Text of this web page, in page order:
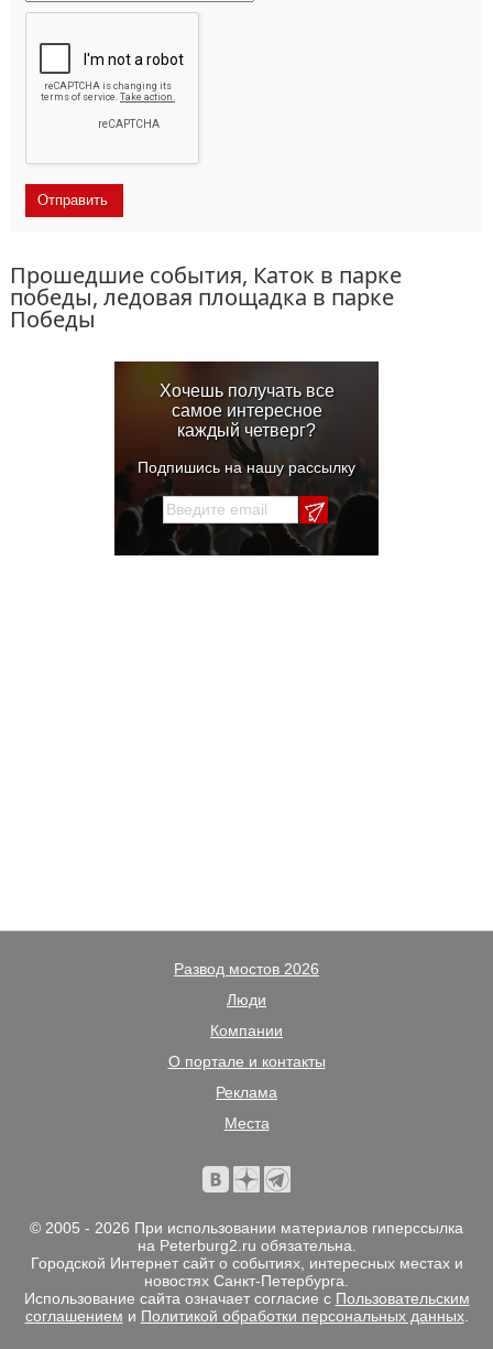
Прошедшие события, Каток в парке
победы, ледовая площадка в парке
Победы
Хочешь получать все
самое интересное
каждый четверг?
Подпишись на нашу рассылку
Развод мостов 2026
Люди
Компании
О портале и контакты
Реклама
Места
© 2005 - 2026 При использовании материалов гиперссылка
на Peterburg2.ru обязательна.
Городской Интернет сайт о событиях, интересных местах и
новостях Санкт-Петербурга.
Использование сайта означает согласие с Пользовательским
соглашением и Политикой обработки персональных данных.